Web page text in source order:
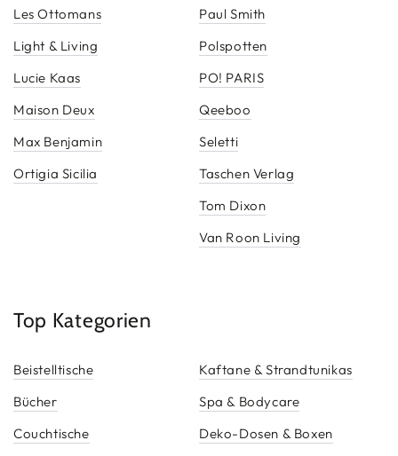
Les Ottomans
Light & Living
Lucie Kaas
Maison Deux
Max Benjamin
Ortigia Sicilia
Paul Smith
Polspotten
PO! PARIS
Qeeboo
Seletti
Taschen Verlag
Tom Dixon
Van Roon Living
Top Kategorien
Beistelltische
Bücher
Couchtische
Kaftane & Strandtunikas
Spa & Bodycare
Deko-Dosen & Boxen